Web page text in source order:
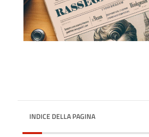
INDICE DELLA PAGINA